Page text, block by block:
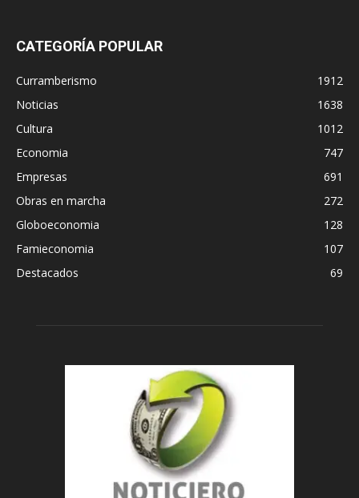
CATEGORÍA POPULAR
Curramberismo
1912
Noticias
1638
Cultura
1012
Economia
747
Empresas
691
Obras en marcha
272
Globoeconomia
128
Famieconomia
107
Destacados
69